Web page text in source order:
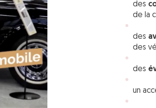
des
de la
des
des
des
un